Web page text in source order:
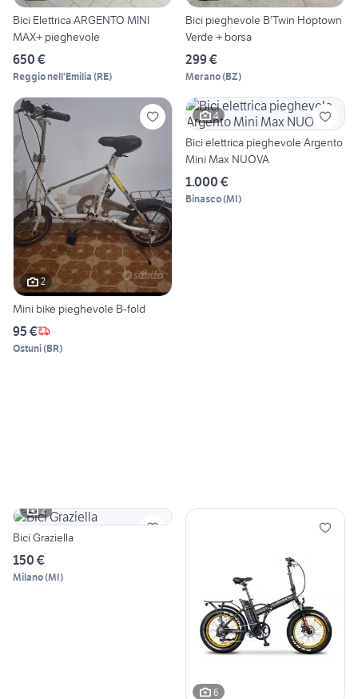
Bici Elettrica ARGENTO MINI
MAX+ pieghevole
650 €
Reggio nell'Emilia (RE)
Bici pieghevole B’Twin Hoptown
Verde + borsa
299 €
Merano(BZ)
2
Mini bike pieghevole B-fold
95 €
Ostuni(BR)
4
Bici elettrica pieghevole Argento
Mini Max NUOVA
1.000 €
Binasco(MI)
2
Bici Graziella
150 €
Milano(MI)
6